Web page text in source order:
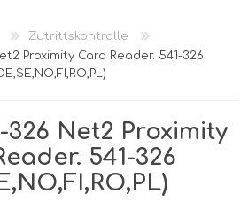
Zutrittskontrolle
Proximity Card Reader. 541-326
326 Net2 Proximity
541-326